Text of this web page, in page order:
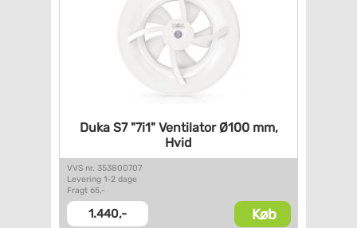
Duka S7 "7i1" Ventilator Ø100mm,
Hvid
VVS nr. 353800707
Levering 1-2 dage
Fragt 65,-
1.440,- Køb